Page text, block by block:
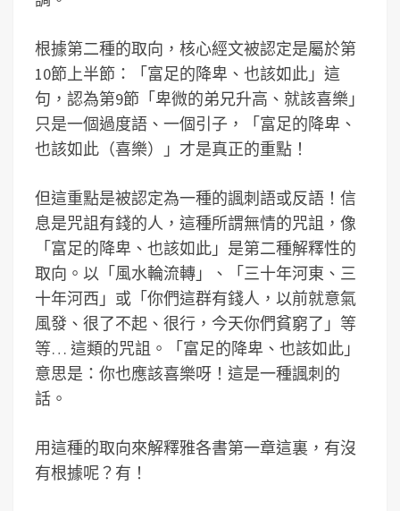
根據第二種的取向，核心經文被認定是屬於第
10節上半節：「富足的降卑、也該如此」這
句，認為第9節「卑微的弟兄升高、就該喜樂」
只是一個過度語、一個引子，「富足的降卑、
也該如此（喜樂）」才是真正的重點！
但這重點是被認定為一種的諷刺語或反語！信
息是咒詛有錢的人，這種所謂無情的咒詛，像
「富足的降卑、也該如此」是第二種解釋性的
取向。以「風水輪流轉」、「三十年河東、三
十年河西」或「你們這群有錢人，以前就意氣
風發、很了不起、很行，今天你們貧窮了」等
等… 這類的咒詛。「富足的降卑、也該如此」
意思是：你也應該喜樂呀！這是一種諷刺的
話。
用這種的取向來解釋雅各書第一章這裏，有沒
有根據呢？有！